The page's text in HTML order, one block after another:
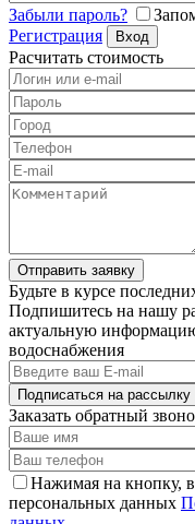
Забыли пароль?
Регистрация
Вход
Расчитать стоимость
Отправить заявку
Будьте в курсе
Подпишитесь на нашу
актуальную
водоснабжения
Подписаться на рассылку
Заказать обратный
Нажимая на кнопку,
персональных данных